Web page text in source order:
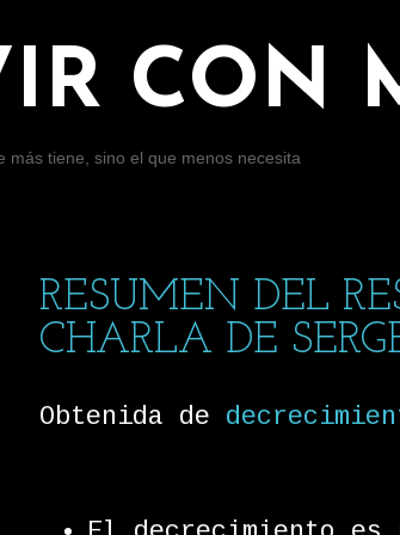
CON
más tiene, sino el que menos necesita
RESUMEN DEL
CHARLA DE
Obtenida de